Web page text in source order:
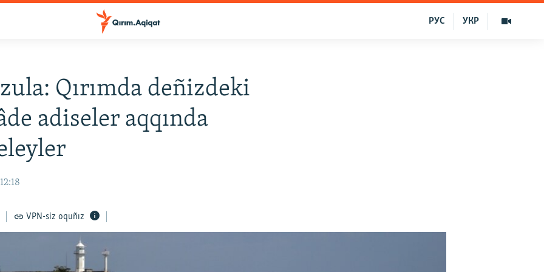
УКР
РУС
Qırımda deñizdeki
adiseler aqqında
VPN-siz oquñız